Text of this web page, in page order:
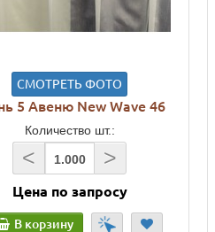
СМОТРЕТЬ ФОТО
5 Авеню New Wave 46
Количество шт.:
< >
Цена по запросу
В корзину